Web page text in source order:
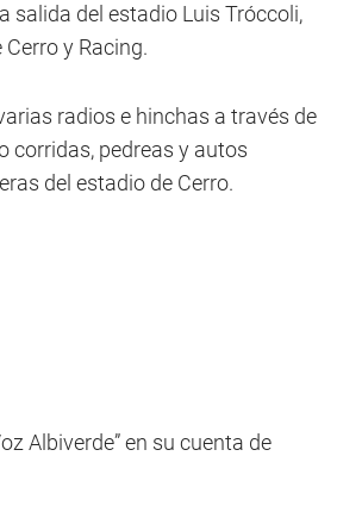
salida del estadio Luis Tróccoli,
y Racing.
radios e hinchas a través de
corridas, pedreas y autos
del estadio de Cerro.
Albiverde” en su cuenta de